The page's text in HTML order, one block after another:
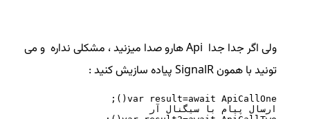
ولی اگر جدا جدا Api هارو صدا میزنید ، مشکلی نداره و می
تونید با همون SignalR پیاده سازیش کنید :